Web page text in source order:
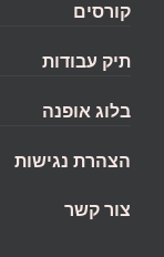
קורסים
תיק עבודות
בלוג אופנה
הצהרת נגישות
צור קשר